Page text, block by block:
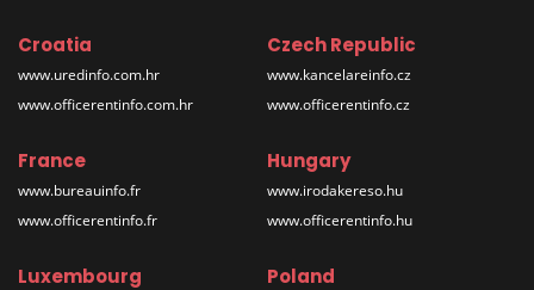
Croatia
www.uredinfo.com.hr
www.officerentinfo.com.hr
Czech Republic
www.kancelareinfo.cz
www.officerentinfo.cz
France
www.bureauinfo.fr
www.officerentinfo.fr
Hungary
www.irodakereso.hu
www.officerentinfo.hu
Luxembourg Poland